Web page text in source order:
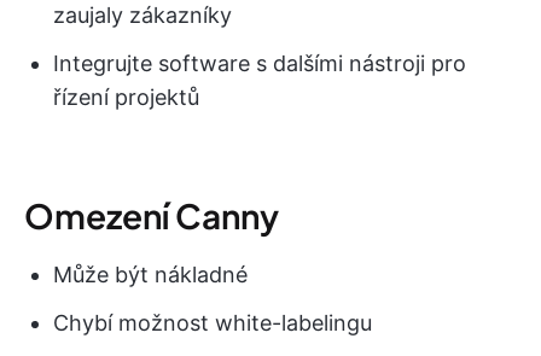
zaujaly zákazníky
Integrujte software s dalšími nástroji pro
řízení projektů
Omezení Canny
Může být nákladné
Chybí možnost white-labelingu